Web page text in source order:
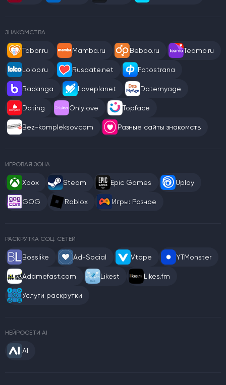
ЗНАКОМСТВА
Tabor.ru Mamba.ru Beboo.ru Teamo.ru
Loloo.ru Rusdate.net Fotostrana
Badanga Loveplanet Datemyage
Dating Onlylove Topface
Bez-kompleksov.com Разные сайты знакомств
ИГРОВАЯ ЗОНА
Xbox Steam Epic Games Uplay
GOG Roblox Игры: Разное
РАСКРУТКА СОЦ. СЕТЕЙ
Bosslike Ad-Social Vtope YTMonster
Addmefast.com Likest Likes.fm
Услуги раскрутки
НЕЙРОСЕТИ AI
AI